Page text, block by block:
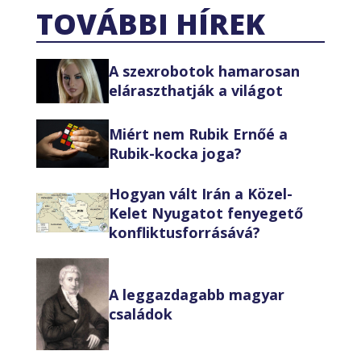
TOVÁBBI HÍREK
A szexrobotok hamarosan
eláraszthatják a világot
Miért nem Rubik Ernőé a
Rubik-kocka joga?
Hogyan vált Irán a Közel-
Kelet Nyugatot fenyegető
konfliktusforrásává?
A leggazdagabb magyar
családok